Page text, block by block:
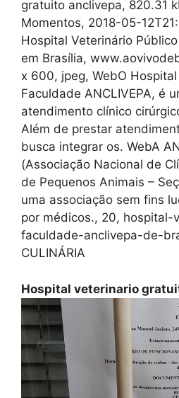
gratuito anclivepa, 820.31
Momentos, 2018-05-
Hospital Veterinário
em Brasília,
x 600, jpeg, WebO
Faculdade ANCLIVEPA, é
atendimento clínico
Além de prestar
busca integrar os. WebA
(Associação Nacional de
de Pequenos Animais –
uma associação sem fins
por médicos., 20, hospital-
faculdade-anclivepa-de-
CULINÁRIA
Hospital veterinario